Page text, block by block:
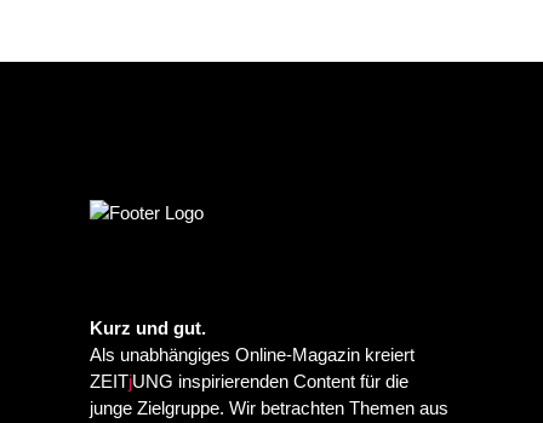
Kurz und gut.
Als unabhängiges Online-Magazin kreiert
ZEITjUNG inspirierenden Content für die
junge Zielgruppe. Wir betrachten Themen aus